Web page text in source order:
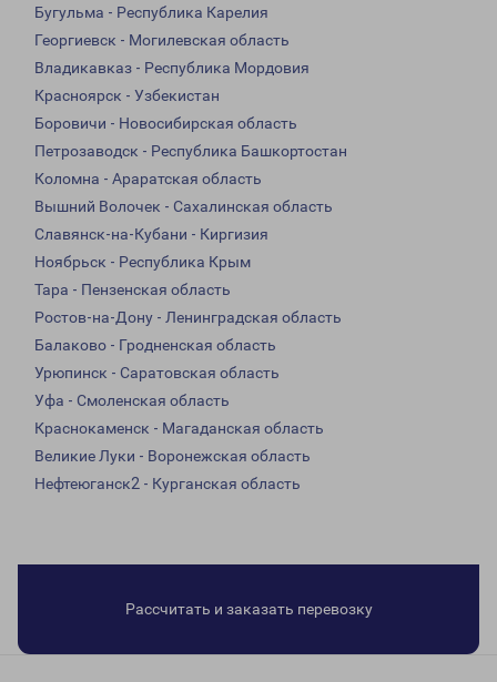
Бугульма - Республика Карелия
Георгиевск - Могилевская область
Владикавказ - Республика Мордовия
Красноярск - Узбекистан
Боровичи - Новосибирская область
Петрозаводск - Республика Башкортостан
Коломна - Араратская область
Вышний Волочек - Сахалинская область
Славянск-на-Кубани - Киргизия
Ноябрьск - Республика Крым
Тара - Пензенская область
Ростов-на-Дону - Ленинградская область
Балаково - Гродненская область
Урюпинск - Саратовская область
Уфа - Смоленская область
Краснокаменск - Магаданская область
Великие Луки - Воронежская область
Нефтеюганск2 - Курганская область
Рассчитать и заказать перевозку